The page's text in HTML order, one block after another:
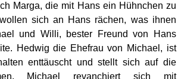
Marga, die mit Hans ein Hühnchen zu
sich an Hans rächen, was ihnen
und Willi, bester Freund von Hans
Hedwig die Ehefrau von Michael, ist
enttäuscht und stellt sich auf die
Michael revanchiert sich mit